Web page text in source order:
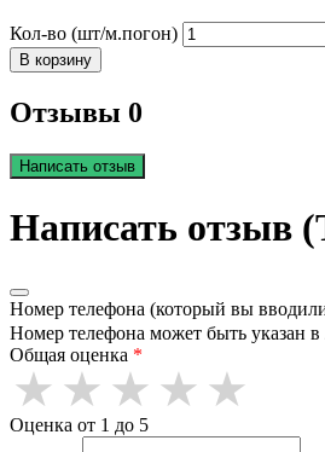
Кол-во (шт/м.погон)
В корзину
Отзывы 0
Написать отзыв
Написать отзыв
Номер телефона (который вы
Номер телефона может быть указан
Общая оценка *
Оценка от 1 до 5